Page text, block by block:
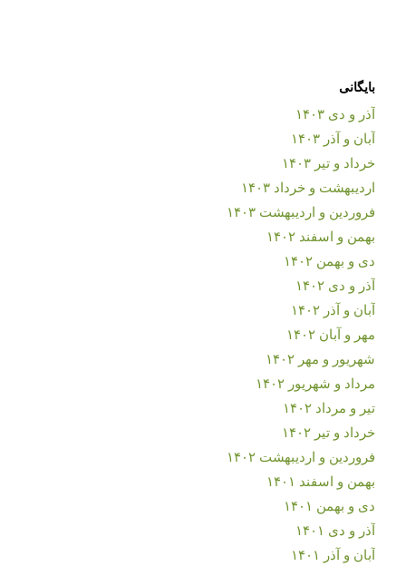
بایگانی
آذر و دی ۱۴۰۳
آبان و آذر ۱۴۰۳
خرداد و تیر ۱۴۰۳
اردیبهشت و خرداد ۱۴۰۳
فروردین و اردیبهشت ۱۴۰۳
بهمن و اسفند ۱۴۰۲
دی و بهمن ۱۴۰۲
آذر و دی ۱۴۰۲
آبان و آذر ۱۴۰۲
مهر و آبان ۱۴۰۲
شهریور و مهر ۱۴۰۲
مرداد و شهریور ۱۴۰۲
تیر و مرداد ۱۴۰۲
خرداد و تیر ۱۴۰۲
فروردین و اردیبهشت ۱۴۰۲
بهمن و اسفند ۱۴۰۱
دی و بهمن ۱۴۰۱
آذر و دی ۱۴۰۱
آبان و آذر ۱۴۰۱